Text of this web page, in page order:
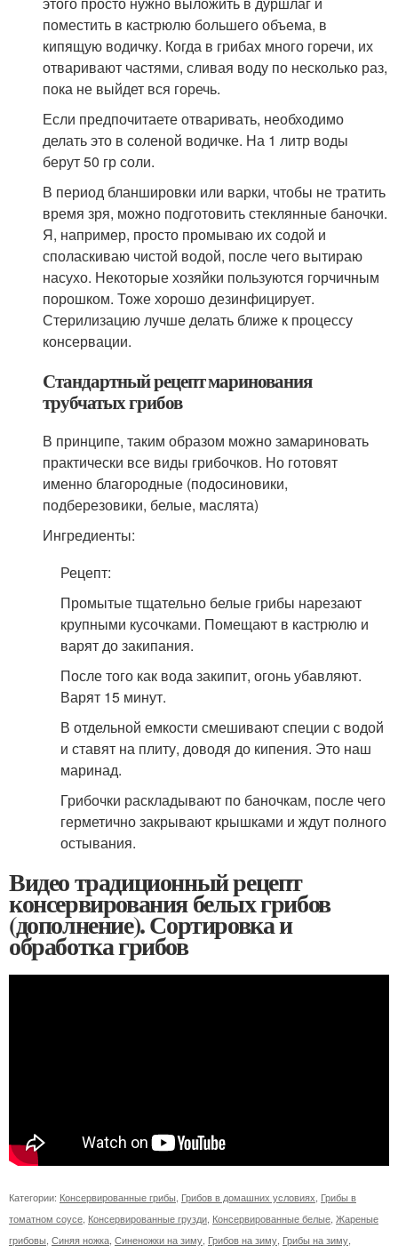
поместить в кастрюлю большего объема, в
кипящую водичку. Когда в грибах много горечи, их
отваривают частями, сливая воду по несколько раз,
пока не выйдет вся горечь.
Если предпочитаете отваривать, необходимо
делать это в соленой водичке. На 1 литр воды
берут 50 гр соли.
В период бланшировки или варки, чтобы не тратить
время зря, можно подготовить стеклянные баночки.
Я, например, просто промываю их содой и
споласкиваю чистой водой, после чего вытираю
насухо. Некоторые хозяйки пользуются горчичным
порошком. Тоже хорошо дезинфицирует.
Стерилизацию лучше делать ближе к процессу
консервации.
Стандартный рецепт маринования
трубчатых грибов
В принципе, таким образом можно замариновать
практически все виды грибочков. Но готовят
именно благородные (подосиновики,
подберезовики, белые, маслята)
Ингредиенты:
Рецепт:
Промытые тщательно белые грибы нарезают
крупными кусочками. Помещают в кастрюлю и
варят до закипания.
После того как вода закипит, огонь убавляют.
Варят 15 минут.
В отдельной емкости смешивают специи с водой
и ставят на плиту, доводя до кипения. Это наш
маринад.
Грибочки раскладывают по баночкам, после чего
герметично закрывают крышками и ждут полного
остывания.
Видео традиционный рецепт
консервирования белых грибов
(дополнение). Сортировка и
обработка грибов
Категории: Консервированные грибы Грибов в домашних условиях Грибы в
томатном соусе Консервированные грузди Консервированные белые Жареные
грибовы Синяя ножка Синеножки на зиму Грибов на зиму Грибы на зиму